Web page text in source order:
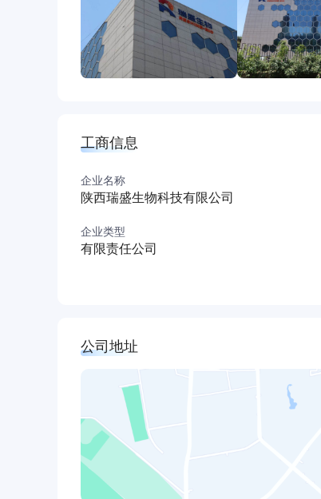
响力。
工商信息
企业名称
陕西瑞盛生物科技有限公司
企业类型
有限责任公司
公司地址